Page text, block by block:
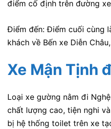
điểm cố định trên đường
Điểm đến: Điểm cuối cùng
khách về Bến xe Diễn
Xe Mận Tịnh
Loại xe gường nằm đi
chất lượng cao, tiện nghi
bị hệ thống toilet trên xe